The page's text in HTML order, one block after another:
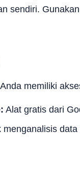
sendiri. Gunakan
memiliki
Alat gratis dari
menganalisis